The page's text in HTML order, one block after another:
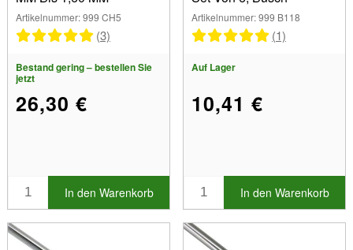
Artikelnummer: 999 CH5
(3)
Bestand gering – bestellen Sie
jetzt
26,30 €
In den Warenkorb
Artikelnummer: 999 B118
(1)
Auf Lager
10,41 €
In den Warenkorb